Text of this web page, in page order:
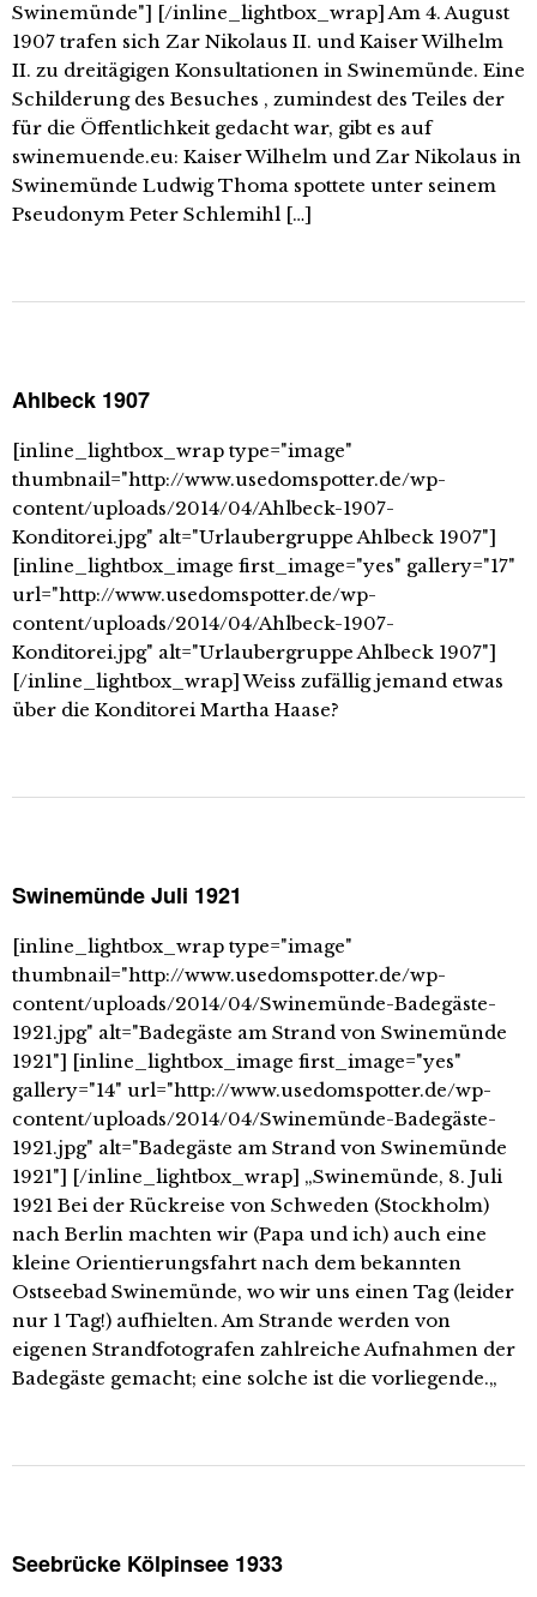
Swinemünde"] [/inline_lightbox_wrap] Am 4. August
1907 trafen sich Zar Nikolaus II. und Kaiser Wilhelm
II. zu dreitägigen Konsultationen in Swinemünde. Eine
Schilderung des Besuches , zumindest des Teiles der
für die Öffentlichkeit gedacht war, gibt es auf
swinemuende.eu: Kaiser Wilhelm und Zar Nikolaus in
Swinemünde Ludwig Thoma spottete unter seinem
Pseudonym Peter Schlemihl […]
Ahlbeck 1907
[inline_lightbox_wrap type="image"
thumbnail="http://www.usedomspotter.de/wp-
content/uploads/2014/04/Ahlbeck-1907-
Konditorei.jpg" alt="Urlaubergruppe Ahlbeck 1907"]
[inline_lightbox_image first_image="yes" gallery="17"
url="http://www.usedomspotter.de/wp-
content/uploads/2014/04/Ahlbeck-1907-
Konditorei.jpg" alt="Urlaubergruppe Ahlbeck 1907"]
[/inline_lightbox_wrap] Weiss zufällig jemand etwas
über die Konditorei Martha Haase?
Swinemünde Juli 1921
[inline_lightbox_wrap type="image"
thumbnail="http://www.usedomspotter.de/wp-
content/uploads/2014/04/Swinemünde-Badegäste-
1921.jpg" alt="Badegäste am Strand von Swinemünde
1921"] [inline_lightbox_image first_image="yes"
gallery="14" url="http://www.usedomspotter.de/wp-
content/uploads/2014/04/Swinemünde-Badegäste-
1921.jpg" alt="Badegäste am Strand von Swinemünde
1921"] [/inline_lightbox_wrap] „Swinemünde, 8. Juli
1921 Bei der Rückreise von Schweden (Stockholm)
nach Berlin machten wir (Papa und ich) auch eine
kleine Orientierungsfahrt nach dem bekannten
Ostseebad Swinemünde, wo wir uns einen Tag (leider
nur 1 Tag!) aufhielten. Am Strande werden von
eigenen Strandfotografen zahlreiche Aufnahmen der
Badegäste gemacht; eine solche ist die vorliegende.„
Seebrücke Kölpinsee 1933